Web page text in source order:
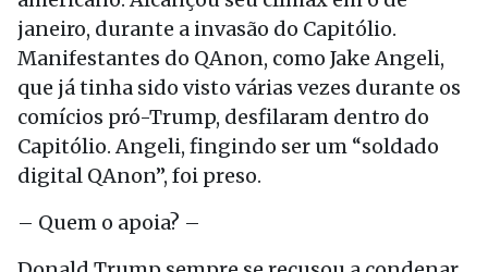
janeiro, durante a invasão do Capitólio.
Manifestantes do QAnon, como Jake Angeli,
que já tinha sido visto várias vezes durante os
comícios pró-Trump, desfilaram dentro do
Capitólio. Angeli, fingindo ser um “soldado
digital QAnon”, foi preso.
– Quem o apoia? –